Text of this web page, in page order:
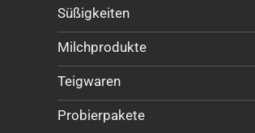
Süßigkeiten
Milchprodukte
Teigwaren
Probierpakete